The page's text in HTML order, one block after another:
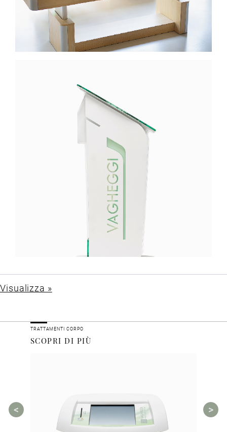
Visualizza »
TRATTAMENTI CORPO
SCOPRI DI PIÙ